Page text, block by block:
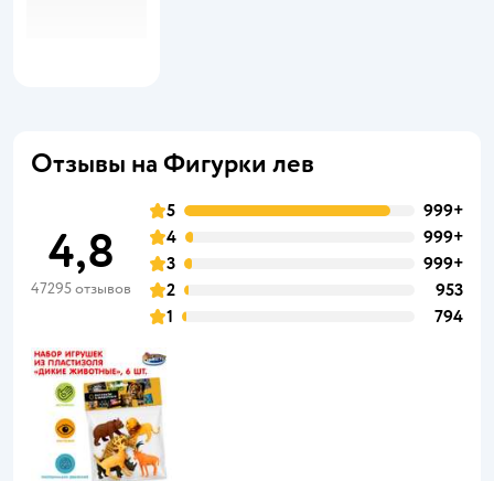
Отзывы на Фигурки лев
4,8
47295 отзывов
5
999+
4
999+
3
999+
2
953
1
794